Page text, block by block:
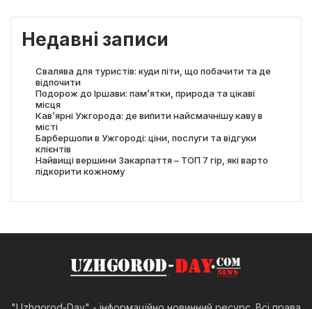
Недавні записи
Свалява для туристів: куди піти, що побачити та де
відпочити
Подорож до Іршави: пам’ятки, природа та цікаві
місця
Кав’ярні Ужгорода: де випити найсмачнішу каву в
місті
Барбершопи в Ужгороді: ціни, послуги та відгуки
клієнтів
Найвищі вершини Закарпаття – ТОП 7 гір, які варто
підкорити кожному